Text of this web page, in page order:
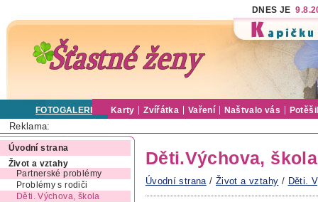
DNES JE
FOTOGALERIE Karty Zvířátka Vaření Naštvalo vás
Reklama:
Úvodní strana
Život a vztahy
Partnerské problémy
Problémy s rodiči
Děti. Výchova, škola
Děti.Výchova,
Úvodní strana / Život a vztahy / Děti.